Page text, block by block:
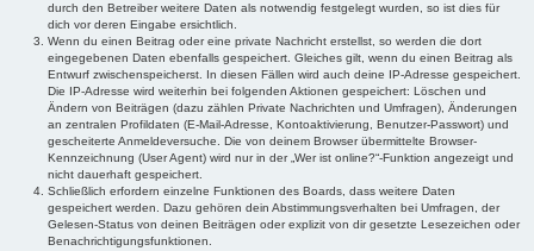
durch den Betreiber weitere Daten als notwendig festgelegt wurden, so ist dies für
dich vor deren Eingabe ersichtlich.
Wenn du einen Beitrag oder eine private Nachricht erstellst, so werden die dort
eingegebenen Daten ebenfalls gespeichert. Gleiches gilt, wenn du einen Beitrag als
Entwurf zwischenspeicherst. In diesen Fällen wird auch deine IP-Adresse gespeichert.
Die IP-Adresse wird weiterhin bei folgenden Aktionen gespeichert: Löschen und
Ändern von Beiträgen (dazu zählen Private Nachrichten und Umfragen), Änderungen
an zentralen Profildaten (E-Mail-Adresse, Kontoaktivierung, Benutzer-Passwort) und
gescheiterte Anmeldeversuche. Die von deinem Browser übermittelte Browser-
Kennzeichnung (User Agent) wird nur in der „Wer ist online?“-Funktion angezeigt und
nicht dauerhaft gespeichert.
Schließlich erfordern einzelne Funktionen des Boards, dass weitere Daten
gespeichert werden. Dazu gehören dein Abstimmungsverhalten bei Umfragen, der
Gelesen-Status von deinen Beiträgen oder explizit von dir gesetzte Lesezeichen oder
Benachrichtigungsfunktionen.